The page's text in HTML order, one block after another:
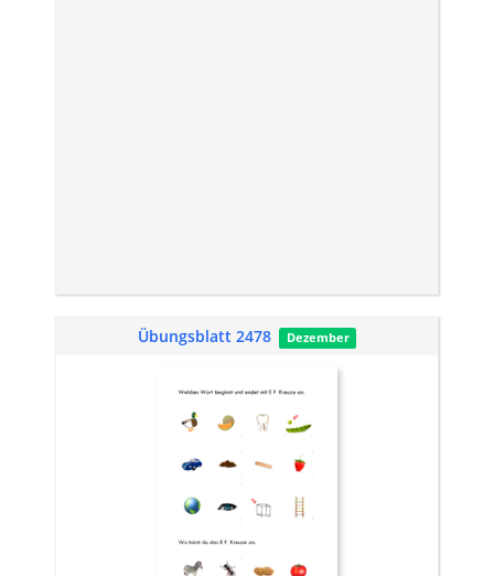
Übungsblatt 2478 Dezember